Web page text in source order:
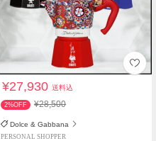
¥27,930送料込
2%OFF ¥28,500
Dolce & Gabbana
PERSONAL SHOPPER